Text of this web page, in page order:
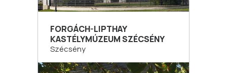
FORGÁCH-LIPTHAY
KASTÉLYMÚZEUM SZÉCSÉNY
Szécsény